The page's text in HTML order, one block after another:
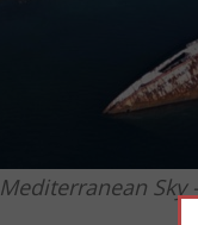
Mediterranean Sky